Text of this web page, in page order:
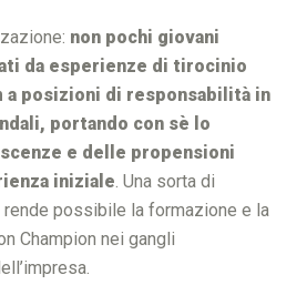
non pochi giovani
da esperienze di tirocinio
a posizioni di responsabilità in
portando con sè lo
e delle propensioni
iniziale. Una sorta di
possibile la formazione e la
Champion nei gangli